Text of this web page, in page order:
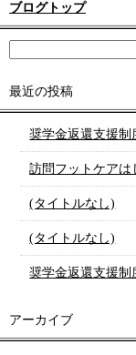
ブログトップ
最近の投稿
奨学金返還支援制
訪問フットケアは
(タイトルなし)
(タイトルなし)
奨学金返還支援制
アーカイブ